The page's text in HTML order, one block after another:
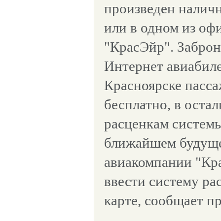
произведен
или в одном из
"КрасЭйр".
Интернет
Красноярске
бесплатно, в
расценкам
ближайшем
авиакомпании
ввести систему
карте, сообщает